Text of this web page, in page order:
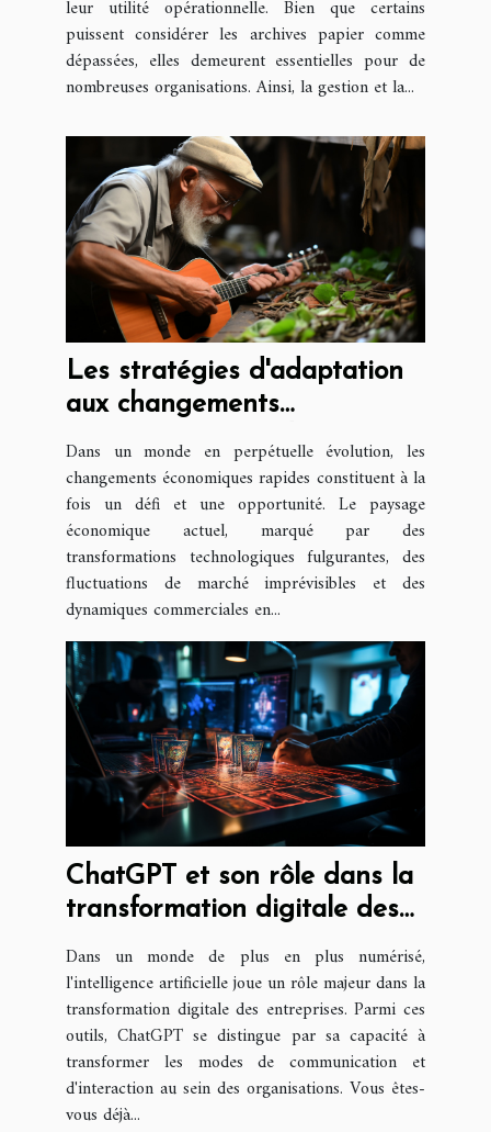
leur utilité opérationnelle. Bien que certains
puissent considérer les archives papier comme
dépassées, elles demeurent essentielles pour de
nombreuses organisations. Ainsi, la gestion et la...
Les stratégies d'adaptation
aux changements
économiques rapides
Dans un monde en perpétuelle évolution, les
changements économiques rapides constituent à la
fois un défi et une opportunité. Le paysage
économique actuel, marqué par des
transformations technologiques fulgurantes, des
fluctuations de marché imprévisibles et des
dynamiques commerciales en...
ChatGPT et son rôle dans la
transformation digitale des
Dans un monde de plus en plus numérisé,
l'intelligence artificielle joue un rôle majeur dans la
transformation digitale des entreprises. Parmi ces
outils, ChatGPT se distingue par sa capacité à
transformer les modes de communication et
d'interaction au sein des organisations. Vous êtes-
vous déjà...